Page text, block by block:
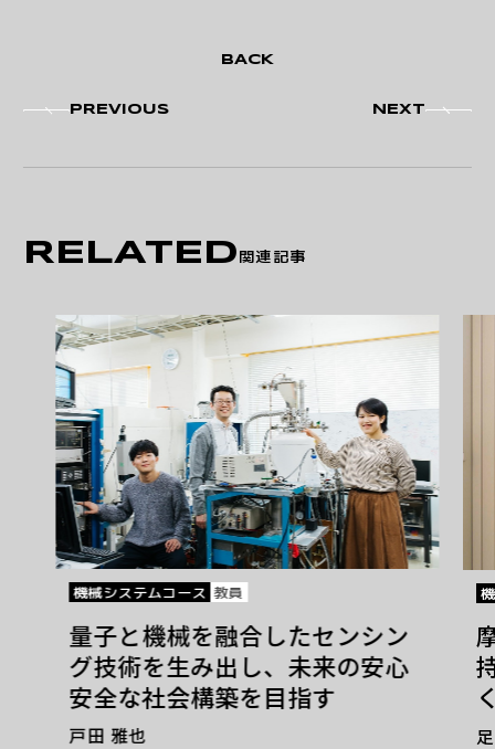
PREVIOUS
BACK
NEXT
RELATED関連記事
機械システムコース 教員
量子と機械を融合したセンシン
グ技術を生み出し、未来の安心
安全な社会構築を目指す
戸田 雅也